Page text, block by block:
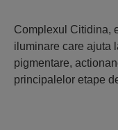
Complexul Citidina,
iluminare care ajuta
pigmentare,
principalelor etape